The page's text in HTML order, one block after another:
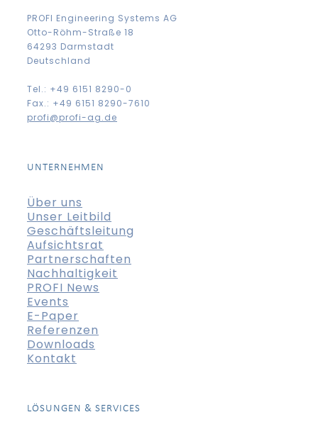
PROFI Engineering Systems AG
Otto-Röhm-Straße 18
64293 Darmstadt
Deutschland
Tel.: +49 6151 8290-0
Fax.: +49 6151 8290-7610
profi@profi-ag.de
UNTERNEHMEN
Über uns
Unser Leitbild
Geschäftsleitung
Aufsichtsrat
Partnerschaften
Nachhaltigkeit
PROFI News
Events
E-Paper
Referenzen
Downloads
Kontakt
LÖSUNGEN & SERVICES